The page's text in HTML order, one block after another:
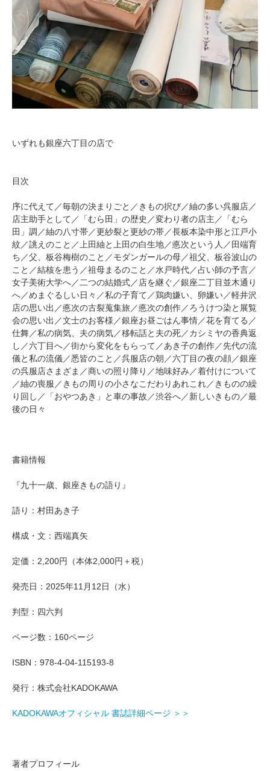
いずれも銀座六丁目の店で
目次
序に代えて／毎朝の決まりごと／きもの択び／紬の多い呉服店／
店主助手として／「むら田」の歴史／変わり者の店主／「むら
田」調／紬の八寸帯／更紗裂と更紗の帯／長板本染中形と江戸小
紋／誂えのこと／上田紬と上田の白生地／悳次という人／田端育
ち／父、板谷梅樹のこと／モダンガールの母／祖父、板谷波山の
こと／結核を患う／祖母まるのこと／水戸時代／占い師の予言／
女子美術大学へ／二つの結婚式／店を継ぐ／銀座二丁目並木通り
へ／めまぐるしい日々／私の子育て／鶏肉嫌い、卵嫌い／軽井沢
店の思い出／悳次の古裂蒐集旅／悳次の創作／ろうけつ染と展覧
会の思い出／文士のお客様／銀座お昼ごはん事情／花を育てる／
仕舞／私の病気、夫の病気／移転話と夫の死／カシミヤの香典返
し／六丁目へ／街から変化をもらって／あき子の創作／先代の流
儀と私の流儀／悉皆のこと／呉服店の朝／六丁目の夜の顔／銀座
の呉服店さまざま／商いの照り降り／地味好み／着付けについて
／紬の喪服／きもの周りの小さなこだわりあれこれ／きものの繰
り回し／「おやつあき」と車の事故／渋谷へ／新しいきもの／最
後の日々
書籍情報
『九十一歳、銀座きもの語り』
語り：村田あき子
構成・文：西端真矢
定価：2,200円（本体2,000円＋税）
発売日：2025年11月12日（水）
判型：四六判
ページ数：160ページ
ISBN：978-4-04-115193-8
発行：株式会社KADOKAWA
KADOKAWAオフィシャル 書誌詳細ページ ＞＞
著者プロフィール